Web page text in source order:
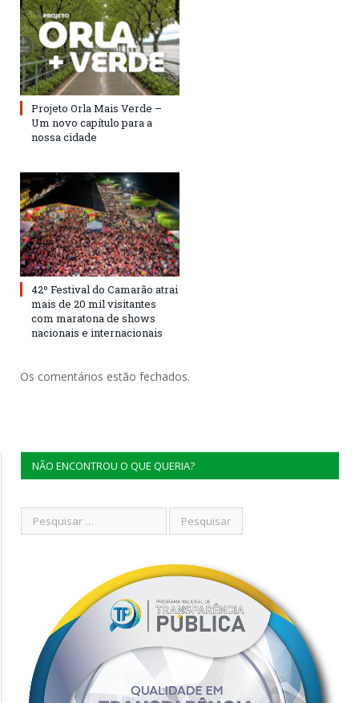
Projeto Orla Mais Verde –
Um novo capítulo para a
nossa cidade
42º Festival do Camarão atrai
mais de 20 mil visitantes
com maratona de shows
nacionais e internacionais
Os comentários estão fechados.
NÃO ENCONTROU O QUE QUERIA?